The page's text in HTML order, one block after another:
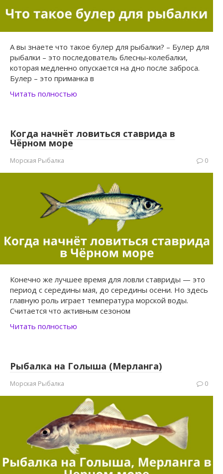
А вы знаете что такое булер для рыбалки? – Булер для
рыбалки – это последователь блесны-колебалки,
которая медленно опускается на дно после заброса.
Булер – это приманка в
Читать полностью
Когда начнёт ловиться ставрида в
Чёрном море
Морская Рыбалка 0
Конечно же лучшее время для ловли ставриды — это
период с середины мая, до середины осени. Но здесь
главную роль играет температура морской воды.
Считается что активным сезоном
Читать полностью
Рыбалка на Голыша (Мерланга)
Морская Рыбалка 0